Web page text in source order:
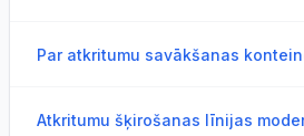
Par atkritumu savākšanas
Atkritumu šķirošanas līnijas